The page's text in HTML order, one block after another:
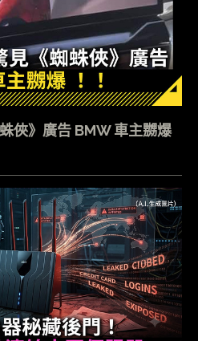
俠》廣告 BMW 車主嬲爆